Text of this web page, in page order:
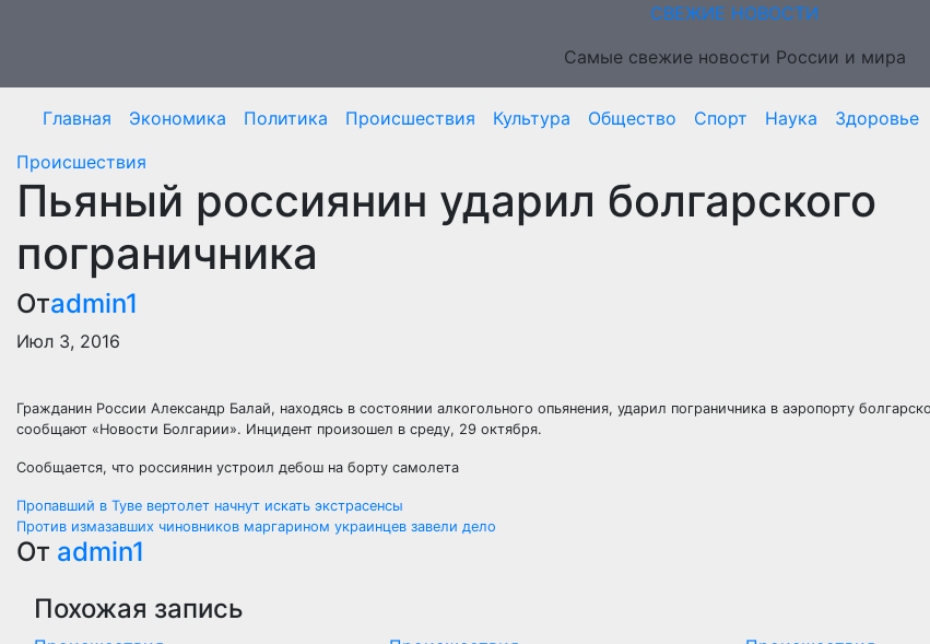
СВЕЖИЕ НОВОСТИ
Самые свежие новости России и мира
Главная Экономика Политика Происшествия Культура Общество Спорт Наука Здоровье
Происшествия
Пьяный россиянин ударил болгарского
пограничника
Отadmin1
Июл 3, 2016
Гражданин России Александр Балай, находясь в состоянии алкогольного опьянения, ударил пограничника в аэропорту
сообщают «Новости Болгарии». Инцидент произошел в среду, 29 октября.
Сообщается, что россиянин устроил дебош на борту самолета
Навигация
по
записям
Пропавший в Туве вертолет начнут искать экстрасенсы
Против измазавших чиновников маргарином украинцев завели дело
От admin1
Похожая запись